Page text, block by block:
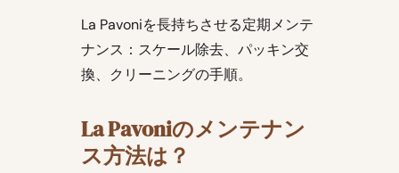
La Pavoniを長持ちさせる定期メンテ
ナンス：スケール除去、パッキン交
換、クリーニングの手順。
La Pavoniのメンテナン
ス方法は？